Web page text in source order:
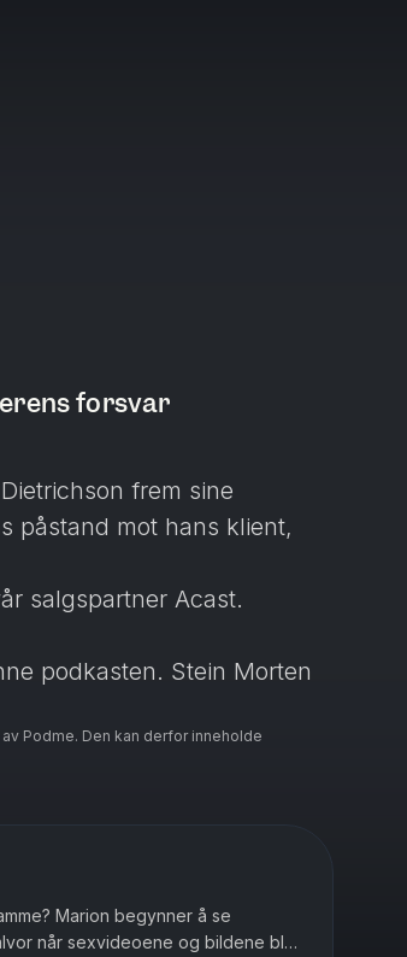
forsvar
frem sine
påstand mot hans klient,
salgspartner Acast.
podkasten. Stein Morten
more information.
Podme. Den kan derfor inneholde
Marion begynner å se
når sexvideoene og bildene blir